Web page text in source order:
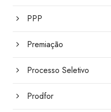
PPP
Premiação
Processo Seletivo
Prodfor